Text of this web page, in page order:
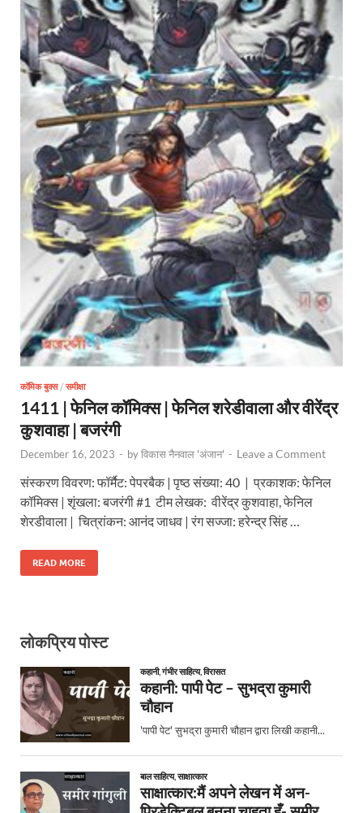
कॉमिक बुक्स/ समीक्षा
1411 | फेनिल कॉमिक्स | फेनिल शरेडीवाला और वीरेंद्र
कुशवाहा | बजरंगी
December 16, 2023 - byविकास नैनवाल 'अंजान' - Leave a Comment
संस्करण विवरण: फॉर्मैट: पेपरबैक | पृष्ठ संख्या: 40 | प्रकाशक: फेनिल
कॉमिक्स | शृंखला: बजरंगी #1 टीम लेखक: वीरेंद्र कुशवाहा, फेनिल
शेरडीवाला | चित्रांकन: आनंद जाधव | रंग सज्जा: हरेन्द्र सिंह …
READ MORE
लोकप्रिय पोस्ट